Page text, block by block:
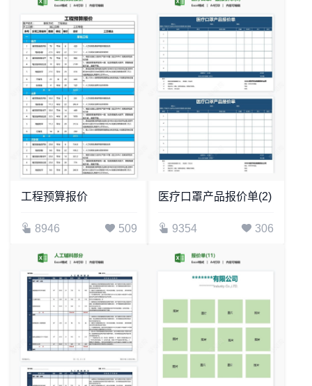
工程预算报价
8946 509
医疗口罩产品报价单(2)
9354 306